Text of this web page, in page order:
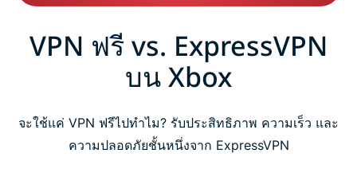
VPN ฟรี vs. ExpressVPN
บน Xbox
จะใช้แค่ VPN ฟรีไปทำไม? รับประสิทธิภาพ ความเร็ว และ
ความปลอดภัยชั้นหนึ่งจาก ExpressVPN